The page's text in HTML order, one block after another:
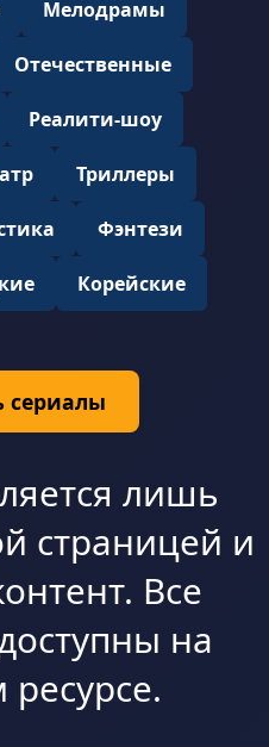
Мелодрамы
Отечественные
Реалити-шоу
Триллеры
Фэнтези
Корейские
сериалы
лишь
страницей и
Все
на